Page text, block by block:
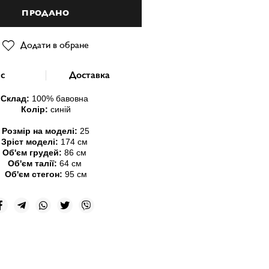
ПРОДАНО
Додати в обране
Доставка
Склад: 100% бавовна
Колір: синій
Розмір на моделі: 25
Зріст моделі: 174 см
Об'єм грудей: 86 см
Об'єм талії: 64 см
Об'єм стегон: 95 см